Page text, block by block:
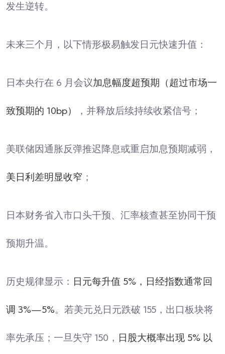
发生逆转。
未来三个月，以下情形极易触发日元快速升值：
日本央行在 6 月会议加息幅度超预期（超过市场一
致预期的 10bp） ，并释放后续持续收紧信号；
美联储因通胀反弹推迟降息或重启加息预期减弱，
美日利差明显收窄 ；
日本财务省入市口头干预、汇率核查甚至协同干预
预期升温。
历史规律显示： 日元每升值 5%，日经指数通常回
调 3%—5%。若美元兑日元跌破 155，出口板块将
率先承压；一旦失守 150， 日股大概率出现 5% 以